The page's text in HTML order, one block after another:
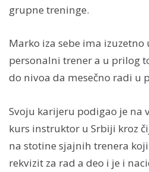
grupne treninge.
Marko iza sebe ima
personalni trener a u prilog
do nivoa da mesečno radi u
Svoju karijeru podigao je na
kurs instruktor u Srbiji kroz
na stotine sjajnih trenera
rekvizit za rad a deo i je i